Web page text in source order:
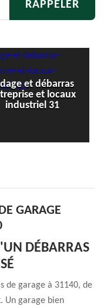
31
Débarras
GARAGE
DÉBARRAS
de garage à 31140, de
Un garage bien